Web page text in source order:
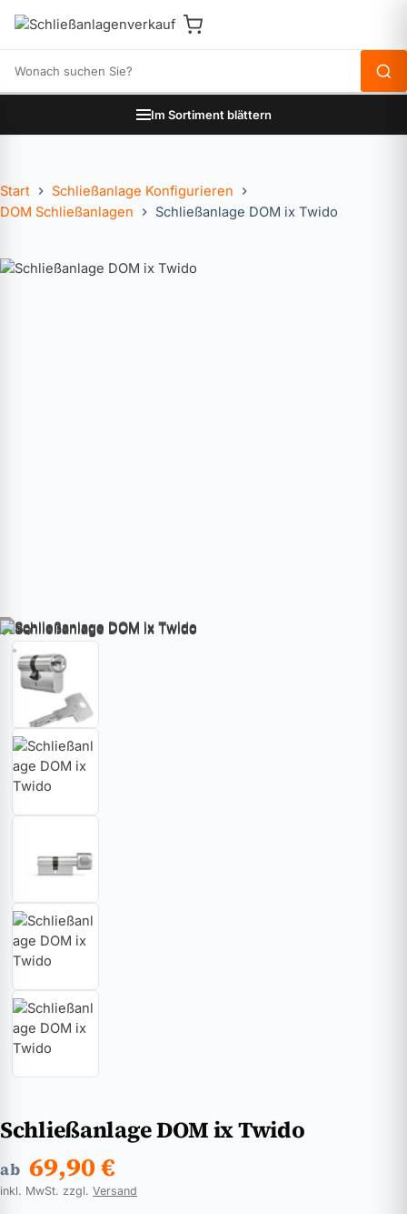
Im Sortiment blättern
Start
Schließanlage Konfigurieren
DOM Schließanlagen
Schließanlage DOM ix Twido
Schließanlage DOM ix Twido
ab 69,90€
inkl. MwSt. zzgl. Versand